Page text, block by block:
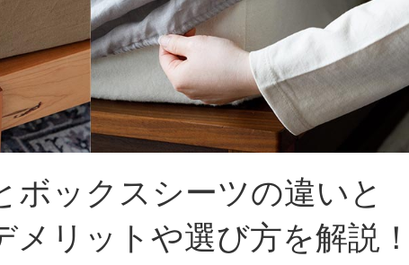
ボックスシーツの違いと
メリットや選び方を解説